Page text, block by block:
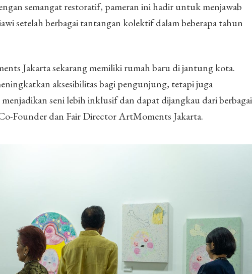
semangat restoratif, pameran ini hadir untuk menjawab
setelah berbagai tantangan kolektif dalam beberapa tahun
Jakarta sekarang memiliki rumah baru di jantung kota.
aksesibilitas bagi pengunjung, tetapi juga
seni lebih inklusif dan dapat dijangkau dari berbagai
Founder dan Fair Director ArtMoments Jakarta.